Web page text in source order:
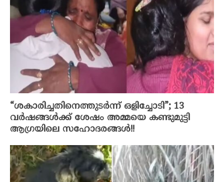
“ശകാരിച്ചതിനെത്തുടർന്ന് ഒളിച്ചോടി”; 13
വർഷങ്ങൾക്ക് ശേഷം അമ്മയെ കണ്ടുമുട്ടി
ആഗ്രയിലെ സഹോദരങ്ങൾ!!